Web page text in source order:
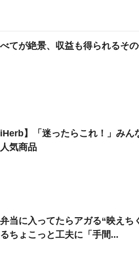
てが絶景、収益も得られるそ
iHerb】「迷ったらこれ！」み
気商品
当に入ってたらアガる“映え
ちょこっと工夫に「手間...